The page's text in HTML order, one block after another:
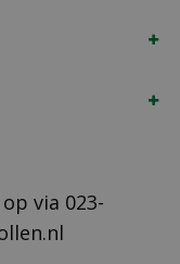
via 023-